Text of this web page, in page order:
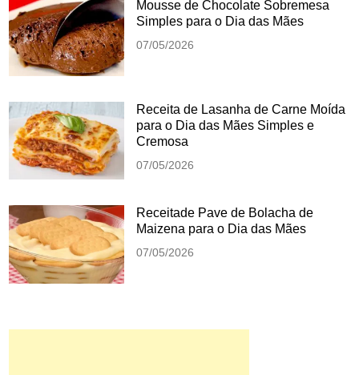
Mousse de Chocolate Sobremesa
Simples para o Dia das Mães
07/05/2026
Receita de Lasanha de Carne Moída
para o Dia das Mães Simples e
Cremosa
07/05/2026
Receitade Pave de Bolacha de
Maizena para o Dia das Mães
07/05/2026